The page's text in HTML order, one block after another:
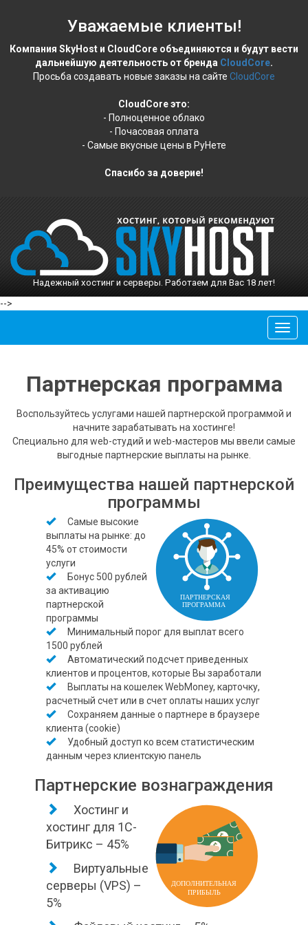
Уважаемые клиенты!
Компания SkyHost и CloudCore объединяются и будут вести
дальнейшую деятельность от бренда CloudCore.
Просьба создавать новые заказы на сайте CloudCore
CloudCore это:
- Полноценное облако
- Почасовая оплата
- Самые вкусные цены в РуНете
Спасибо за доверие!
Надежный хостинг и серверы. Работаем для Вас 18 лет!
-->
Партнерская программа
Воспользуйтесь услугами нашей партнерской программой и
начните зарабатывать на хостинге!
Специально для web-студий и web-мастеров мы ввели самые
выгодные партнерские выплаты на рынке.
Преимущества нашей партнерской
программы
Самые высокие
выплаты на рынке: до
45% от стоимости
услуги
Бонус 500 рублей
за активацию
партнерской
программы
Минимальный порог для выплат всего
1500 рублей
Автоматический подсчет приведенных
клиентов и процентов, которые Вы заработали
Выплаты на кошелек WebMoney, карточку,
расчетный счет или в счет оплаты наших услуг
Сохраняем данные о партнере в браузере
клиента (cookie)
Удобный доступ ко всем статистическим
данным через клиентскую панель
Партнерские вознаграждения
Хостинг и
хостинг для 1С-
Битрикс – 45%
Виртуальные
серверы (VPS) –
5%